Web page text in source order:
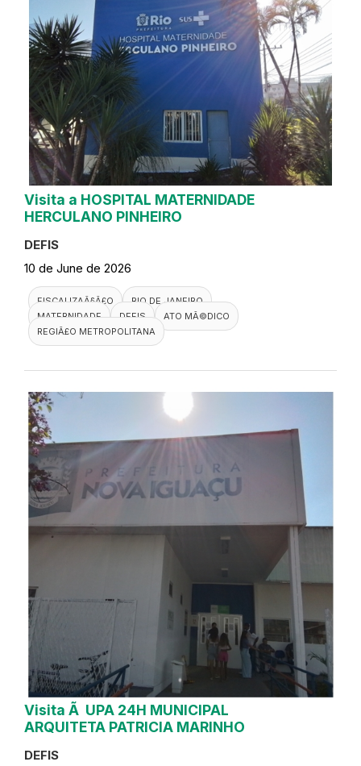
Visita a HOSPITAL MATERNIDADE
HERCULANO PINHEIRO
DEFIS
10 de June de 2026
FISCALIZAÃ§Ã£O
RIO DE JANEIRO
MATERNIDADE
DEFIS
ATO MÃ©DICO
REGIÃ£O METROPOLITANA
Visita Ã UPA 24H MUNICIPAL
ARQUITETA PATRICIA MARINHO
DEFIS